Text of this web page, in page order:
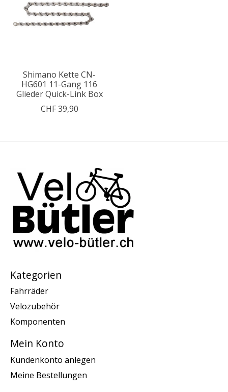
Shimano Kette CN-
HG601 11-Gang 116
Glieder Quick-Link Box
CHF 39,90
Kategorien
Fahrräder
Velozubehör
Komponenten
Mein Konto
Kundenkonto anlegen
Meine Bestellungen